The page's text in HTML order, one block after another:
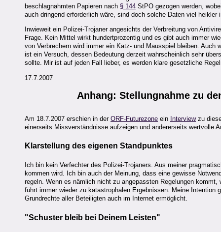
beschlagnahmten Papieren nach § 144 StPO gezogen werden,
auch dringend erforderlich wäre, sind doch solche Daten viel
Inwieweit ein Polizei-Trojaner angesichts der Verbreitung von
Frage. Kein Mittel wirkt hundertprozentig und es gibt auch immer
von Verbrechern wird immer ein Katz- und Mausspiel bleiben.
ist ein Versuch, dessen Bedeutung derzeit wahrscheinlich sehr
sollte. Mir ist auf jeden Fall lieber, es werden klare gesetzliche
17.7.2007
Anhang: Stellungnahme zu
Am 18.7.2007 erschien in der ORF-Futurezone ein Interviewzu
einerseits Missverständnisse aufzeigen und andererseits wertvolle
Klarstellung des eigenen Standpunktes
Ich bin kein Verfechter des Polizei-Trojaners. Aus meiner
kommen wird. Ich bin auch der Meinung, dass eine gewisse
regeln. Wenn es nämlich nicht zu angepassten Regelungen
führt immer wieder zu katastrophalen Ergebnissen. Meine Intention
Grundrechte aller Beteiligten auch im Internet ermöglicht.
"Schuster bleib bei Deinem Leisten"